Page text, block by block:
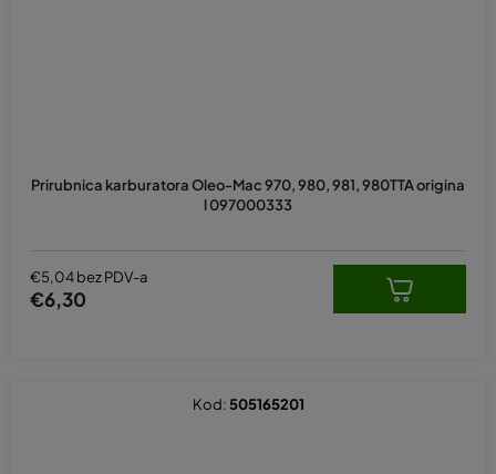
Prirubnica karburatora Oleo-Mac 970, 980, 981, 980TTA origina
l 097000333
€5,04 bez PDV-a
€6,30
Kod: 505165201